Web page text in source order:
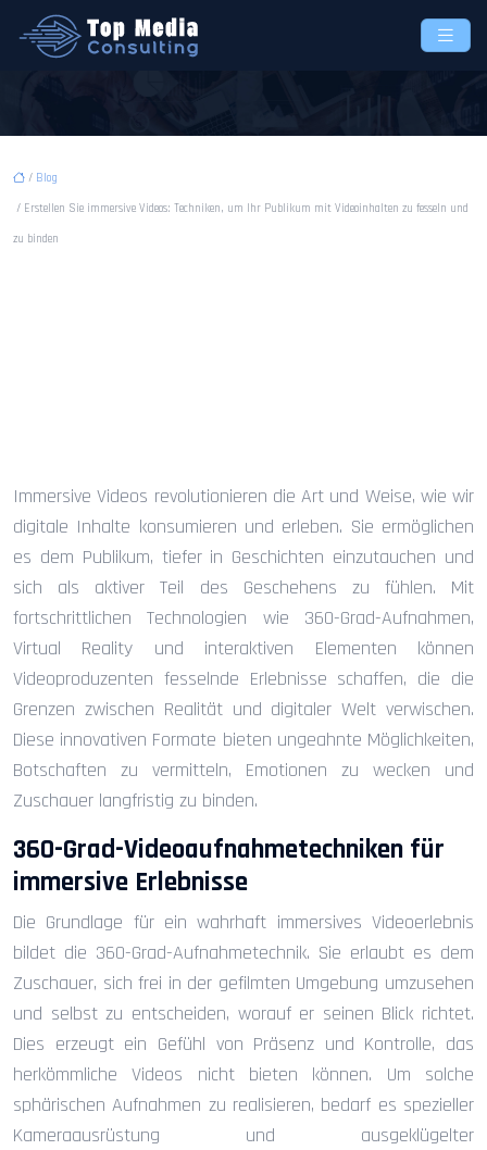
/ Blog
/ Erstellen Sie immersive Videos: Techniken, um Ihr Publikum mit Videoinhalten zu fesseln und
zu binden
Immersive Videos revolutionieren die Art und Weise, wie wir
digitale Inhalte konsumieren und erleben. Sie ermöglichen
es dem Publikum, tiefer in Geschichten einzutauchen und
sich als aktiver Teil des Geschehens zu fühlen. Mit
fortschrittlichen Technologien wie 360-Grad-Aufnahmen,
Virtual Reality und interaktiven Elementen können
Videoproduzenten fesselnde Erlebnisse schaffen, die die
Grenzen zwischen Realität und digitaler Welt verwischen.
Diese innovativen Formate bieten ungeahnte Möglichkeiten,
Botschaften zu vermitteln, Emotionen zu wecken und
Zuschauer langfristig zu binden.
360-Grad-Videoaufnahmetechniken für
immersive Erlebnisse
Die Grundlage für ein wahrhaft immersives Videoerlebnis
bildet die 360-Grad-Aufnahmetechnik. Sie erlaubt es dem
Zuschauer, sich frei in der gefilmten Umgebung umzusehen
und selbst zu entscheiden, worauf er seinen Blick richtet.
Dies erzeugt ein Gefühl von Präsenz und Kontrolle, das
herkömmliche Videos nicht bieten können. Um solche
sphärischen Aufnahmen zu realisieren, bedarf es spezieller
Kameraausrüstung und ausgeklügelter